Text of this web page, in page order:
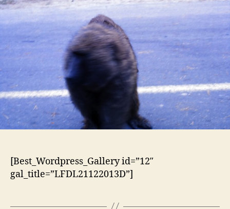
[Best_Wordpress_Gallery id=”12″
gal_title=”LFDL21122013D”]